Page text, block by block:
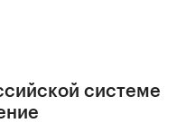
системе